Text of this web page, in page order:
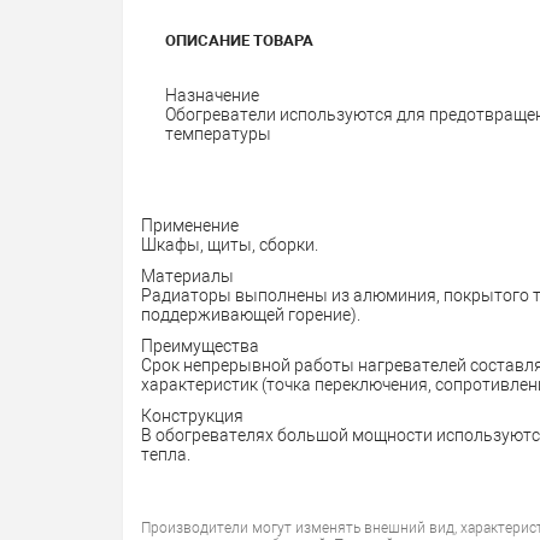
ОПИСАНИЕ ТОВАРА
Назначение
Обогреватели используются для
температуры
Применение
Шкафы, щиты, сборки.
Материалы
Радиаторы выполнены из алюминия, покрытого
поддерживающей горение).
Преимущества
Срок непрерывной работы нагревателей
характеристик (точка переключения,
Конструкция
В обогревателях большой мощности
тепла.
Производители могут изменять внешний вид,